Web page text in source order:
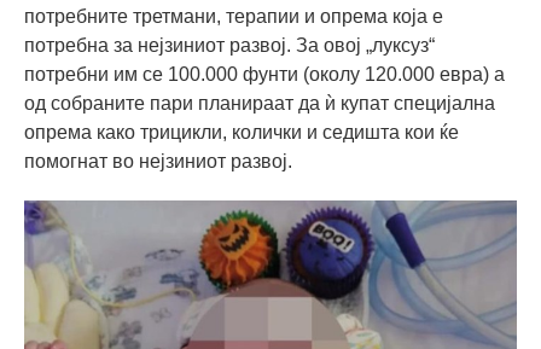
потребните третмани, терапии и опрема која е
потребна за нејзиниот развој. За овој „луксуз“
потребни им се 100.000 фунти (околу 120.000 евра) а
од собраните пари планираат да ѝ купат специјална
опрема како трицикли, колички и седишта кои ќе
помогнат во нејзиниот развој.